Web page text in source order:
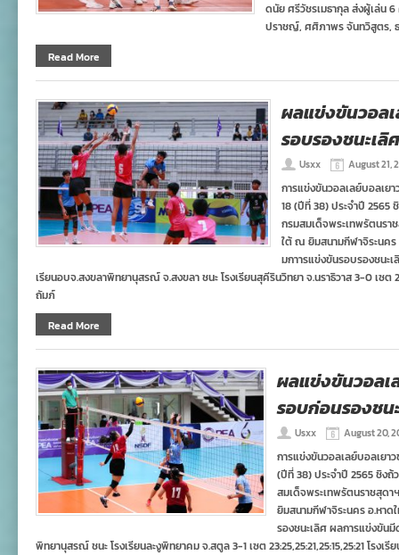
ดนัย ศรีวัชรเมธากุล ส่งผู้เล่น
ปราชญ์, ศศิภาพร จันทวิสูตร,
Read More
ผลแข่งขันวอลเ
รอบรองชนะเลิศ
Usxx August 21,
การแข่งขันวอลเลย์บอลเย
18 (ปีที่ 38) ประจำปี 2565
กรมสมเด็จพระเทพรัตนรา
ใต้ ณ ยิมสนามกีฬาจิระนคร
มกาารแข่งขันรอบรองชนะ
เรียนอบจ.สงขลาพิทยานุสรณ์ จ.สงขลา ชนะ โรงเรียนสุคีรินวิทยา จ.นราธิวาส 3-0 เซต
ถัมภ์
Read More
ผลแข่งขันวอลเ
รอบก่อนรองชน
Usxx August 20,
การแข่งขันวอลเลย์บอลเยา
(ปีที่ 38) ประจำปี 2565 ชิงถ้
สมเด็จพระเทพรัตนราชสุด
ยิมสนามกีฬาจิระนคร อ.หาด
รองชนะเลิศ ผลการแข่งขันมี
พิทยานุสรณ์ ชนะ โรงเรียนละงูพิทยาคม จ.สตูล 3-1 เซต 23:25,25:21,25:15,25:21 โรงเ